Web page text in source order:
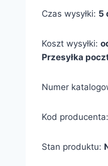
Czas wysyłki: 5
Koszt wysyłki:
Przesyłka
Numer
Kod producenta:
Stan produktu: